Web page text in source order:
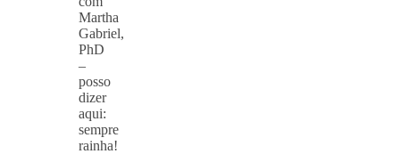
Martha
Gabriel,
PhD
–
posso
dizer
aqui:
sempre
rainha!